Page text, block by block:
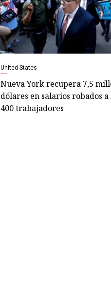
United States
Nueva York recupera 7,5
dólares en salarios robados a
400 trabajadores